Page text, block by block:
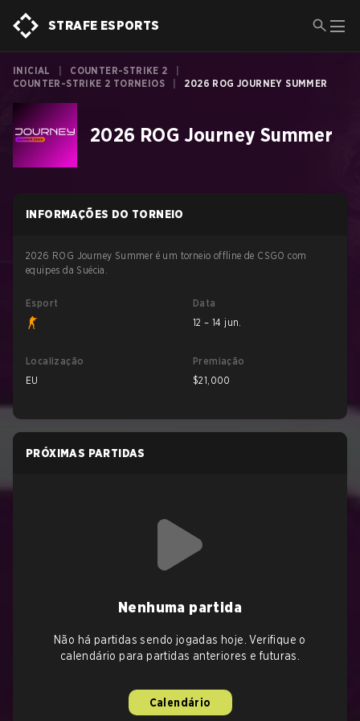
STRAFE ESPORTS
INICIAL COUNTER-STRIKE 2
COUNTER-STRIKE 2 TORNEIOS
2026 ROG JOURNEY SUMMER
2026 ROG Journey Summer
INFORMAÇÕES DO TORNEIO
2026 ROG Journey Summer é um torneio offline de CSGO com
equipes da Suécia.
Esport
Data
12 – 14 jun.
Localização
EU
Premiação
$21,000
PRÓXIMAS PARTIDAS
Nenhuma partida
Não há partidas sendo jogadas hoje. Verifique o
calendário para partidas anteriores e futuras.
Calendário